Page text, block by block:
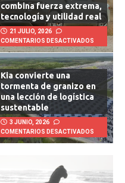
combina fuerza extrema,
tecnología y utilidad real
21 JULIO, 2026
COMENTARIOS DESACTIVADOS
Kia convierte una
tormenta de granizo en
una lección de logística
sustentable
3 JUNIO, 2026
COMENTARIOS DESACTIVADOS